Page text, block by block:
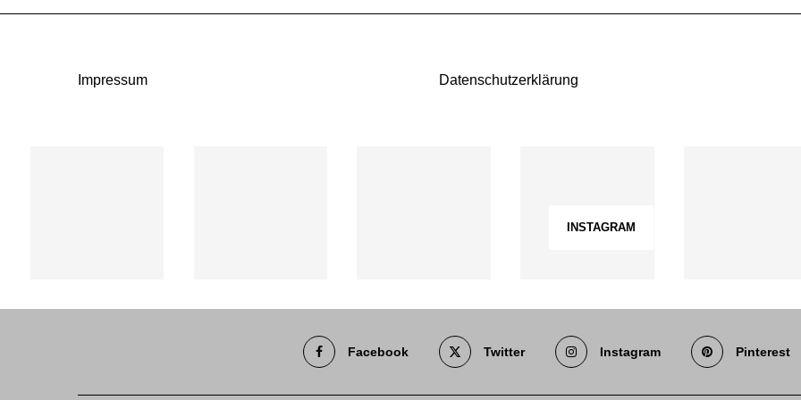
Impressum Datenschutzerklärung
INSTAGRAM
Facebook Twitter Instagram Pinterest